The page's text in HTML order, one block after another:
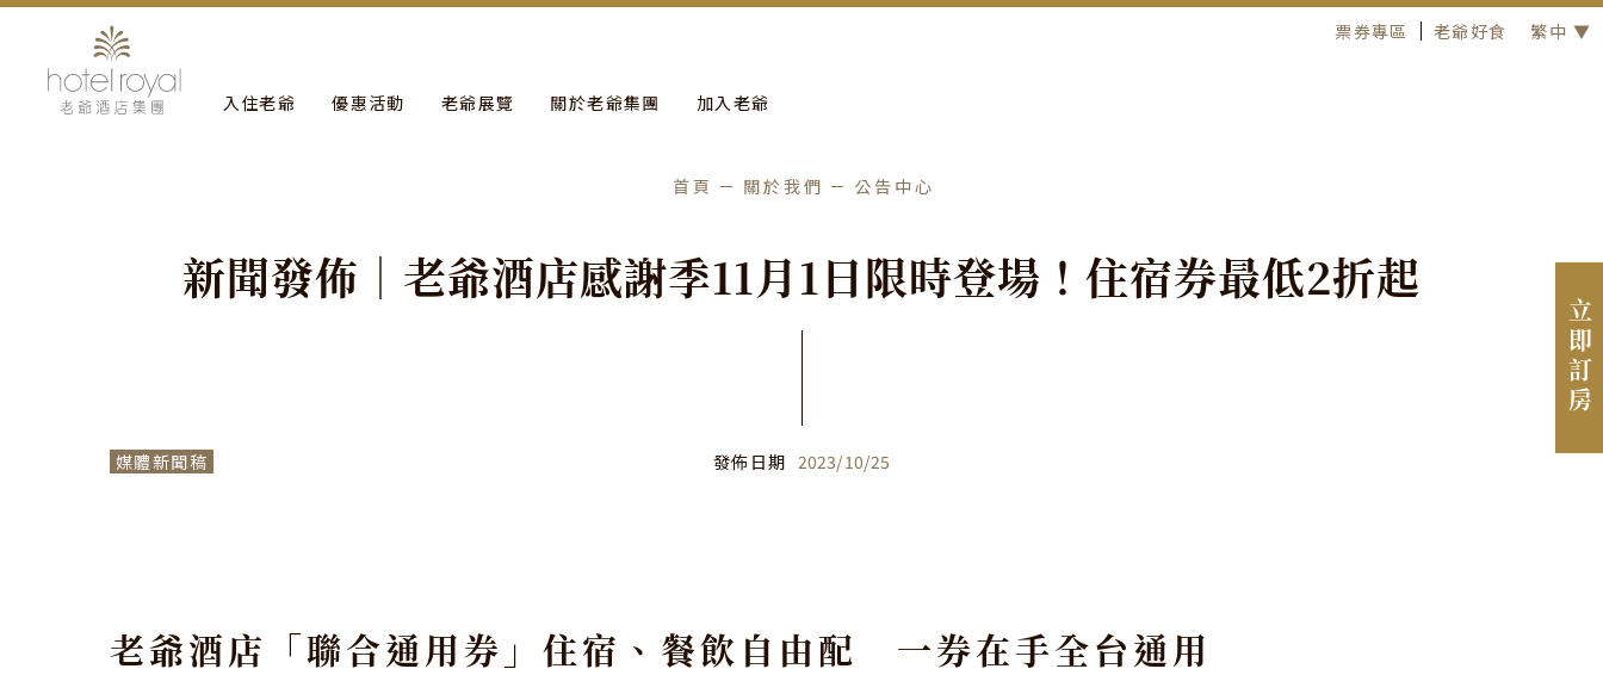
入住老爺 優惠活動 老爺展覽 關於老爺集團 加入老爺
票券專區 老爺好食 繁中 ▼
more
立即訂房
首頁 關於我們 公告中心
新聞發佈 ｜ 老爺酒店感謝季11月1日限時登場 ！ 住宿券最低2折起
媒體新聞稿 發佈日期 2023/10/25
老爺酒店「聯合通用券」住宿、餐飲自由配 一券在手全台通用